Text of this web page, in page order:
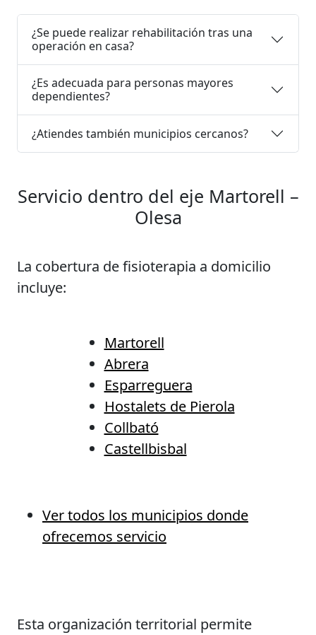
¿Se puede realizar rehabilitación tras una
operación en casa?
¿Es adecuada para personas mayores
dependientes?
¿Atiendes también municipios cercanos?
Servicio dentro del eje Martorell –
Olesa
La cobertura de fisioterapia a domicilio
incluye:
Martorell
Abrera
Esparreguera
Hostalets de Pierola
Collbató
Castellbisbal
Ver todos los municipios donde
ofrecemos servicio
Esta organización territorial permite